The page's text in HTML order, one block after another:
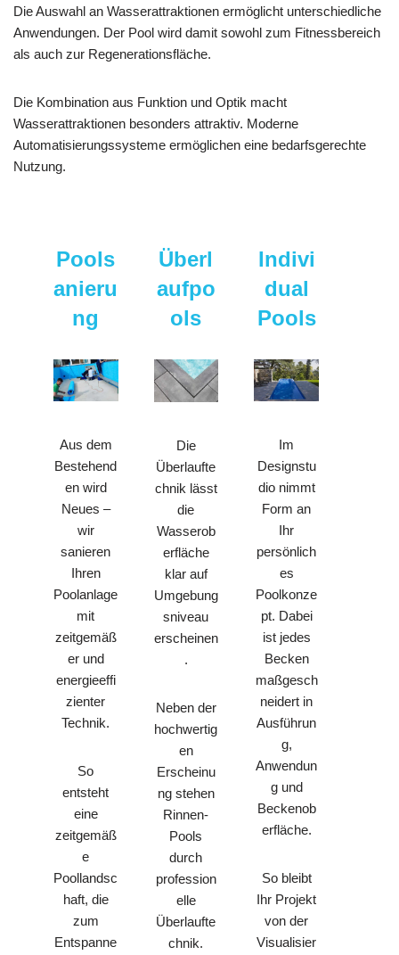
Die Auswahl an Wasserattraktionen ermöglicht unterschiedliche
Anwendungen. Der Pool wird damit sowohl zum Fitnessbereich
als auch zur Regenerationsfläche.
Die Kombination aus Funktion und Optik macht
Wasserattraktionen besonders attraktiv. Moderne
Automatisierungssysteme ermöglichen eine bedarfsgerechte
Nutzung.
Pools
anieru
ng
Aus dem
Bestehend
en wird
Neues –
wir
sanieren
Ihren
Poolanlage
mit
zeitgemäß
er und
energieeffi
zienter
Technik.
So
entsteht
eine
zeitgemäß
e
Poollandsc
haft, die
zum
Entspanne
Überl
aufpo
ols
Die
Überlaufte
chnik lässt
die
Wasserob
erfläche
klar auf
Umgebung
sniveau
erscheinen
.
Neben der
hochwertig
en
Erscheinu
ng stehen
Rinnen-
Pools
durch
profession
elle
Überlaufte
chnik.
Indivi
dual
Pools
Im
Designstu
dio nimmt
Form an
Ihr
persönlich
es
Poolkonze
pt. Dabei
ist jedes
Becken
maßgesch
neidert in
Ausführun
g,
Anwendun
g und
Beckenob
erfläche.
So bleibt
Ihr Projekt
von der
Visualisier